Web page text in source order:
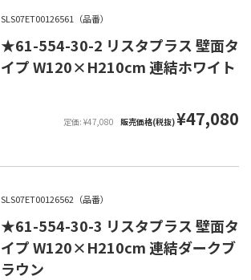
SLS07ET00126561（品番）
★61-554-30-2 リスタプラス 壁面タ
イプ W120×H210cm 連結ホワイト
定価: ¥47,080 販売価格(税抜)¥47,080
SLS07ET00126562（品番）
★61-554-30-3 リスタプラス 壁面タ
イプ W120×H210cm 連結ダークブ
ラウン